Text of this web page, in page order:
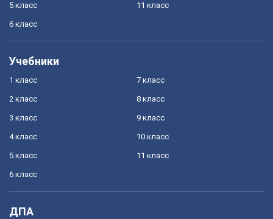
5 класс
6 класс
11 класс
Учебники
1 класс
2 класс
3 класс
4 класс
5 класс
6 класс
7 класс
8 класс
9 класс
10 класс
11 класс
ДПА